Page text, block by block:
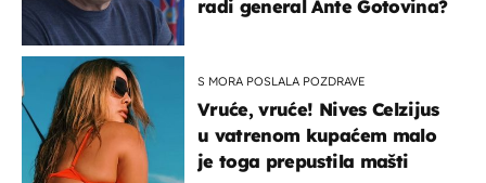
radi general Ante Gotovina?
S MORA POSLALA POZDRAVE
Vruće, vruće! Nives Celzijus
u vatrenom kupaćem malo
je toga prepustila mašti